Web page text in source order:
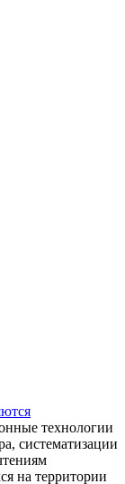
технологии
систематизации
на территории